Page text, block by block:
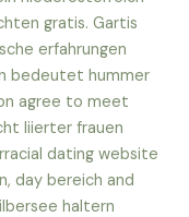
gratis. Gartis
erfahrungen
bedeutet hummer
agree to meet
liierter frauen
dating website
day bereich and
haltern